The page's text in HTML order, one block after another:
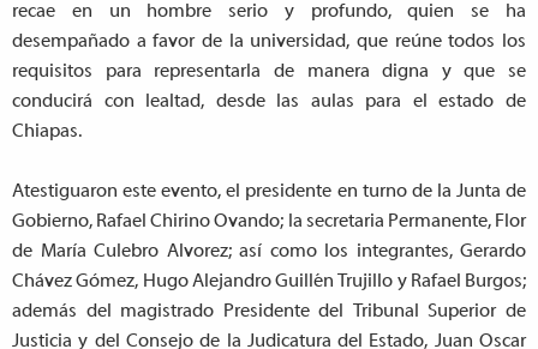
recae en un hombre serio y profundo, quien se ha
desempañado a favor de la universidad, que reúne todos los
requisitos para representarla de manera digna y que se
conducirá con lealtad, desde las aulas para el estado de
Chiapas.
Atestiguaron este evento, el presidente en turno de la Junta de
Gobierno, Rafael Chirino Ovando; la secretaria Permanente, Flor
de María Culebro Alvorez; así como los integrantes, Gerardo
Chávez Gómez, Hugo Alejandro Guillén Trujillo y Rafael Burgos;
además del magistrado Presidente del Tribunal Superior de
Justicia y del Consejo de la Judicatura del Estado, Juan Oscar